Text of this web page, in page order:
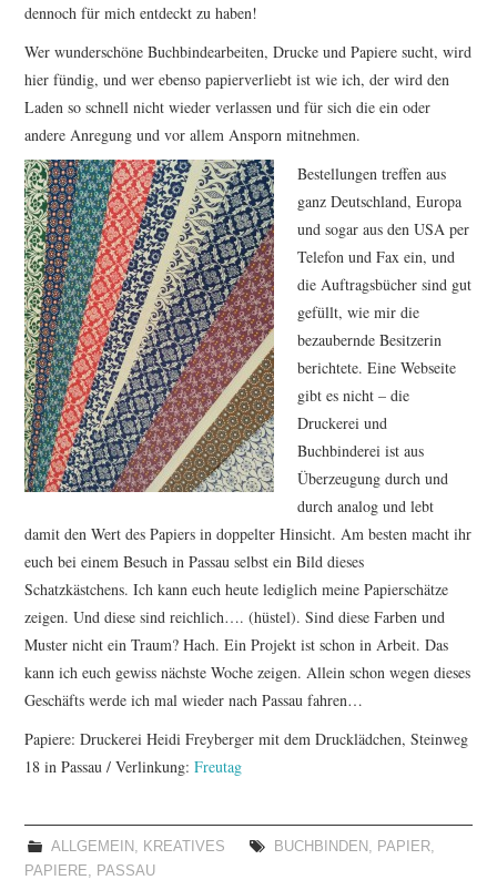
DATENSCHUTZ
dennoch für mich entdeckt zu haben!
Wer wunderschöne Buchbindearbeiten, Drucke und Papiere sucht, wird
hier fündig, und wer ebenso papierverliebt ist wie ich, der wird den
Laden so schnell nicht wieder verlassen und für sich die ein oder
andere Anregung und vor allem Ansporn mitnehmen.
Bestellungen treffen aus
ganz Deutschland, Europa
und sogar aus den USA per
Telefon und Fax ein, und
die Auftragsbücher sind gut
gefüllt, wie mir die
bezaubernde Besitzerin
berichtete. Eine Webseite
gibt es nicht – die
Druckerei und
Buchbinderei ist aus
Überzeugung durch und
durch analog und lebt
damit den Wert des Papiers in doppelter Hinsicht. Am besten macht ihr
euch bei einem Besuch in Passau selbst ein Bild dieses
Schatzkästchens. Ich kann euch heute lediglich meine Papierschätze
zeigen. Und diese sind reichlich…. (hüstel). Sind diese Farben und
Muster nicht ein Traum? Hach. Ein Projekt ist schon in Arbeit. Das
kann ich euch gewiss nächste Woche zeigen. Allein schon wegen dieses
Geschäfts werde ich mal wieder nach Passau fahren…
Papiere: Druckerei Heidi Freyberger mit dem Drucklädchen, Steinweg
18 in Passau / Verlinkung:Freutag
ALLGEMEIN KREATIVES BUCHBINDEN PAPIER,
PAPIERE
PASSAU